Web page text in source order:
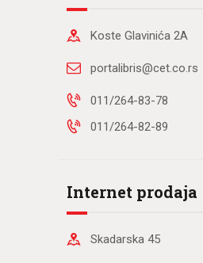
Koste Glavinića 2A
portalibris@cet.co.rs
011/264-83-78
011/264-82-89
Internet prodaja
Skadarska 45